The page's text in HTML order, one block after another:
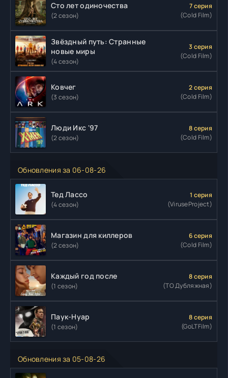
Сто лет одиночества
(2 сезон)
7 серия
(Cold Film)
Звёздный путь: Странные
новые миры
(4 сезон)
3 серия
(Cold Film)
Ковчег
(3 сезон)
2 серия
(Cold Film)
Люди Икс '97
(2 сезон)
8 серия
(Cold Film)
Обновления за 06-08-26
Тед Лассо
(4 сезон)
1 серия
(ViruseProject)
Магазин для киллеров
(2 сезон)
6 серия
(Cold Film)
Каждый год после
(1 сезон)
8 серия
(ТО Дубляжная)
Паук-Нуар
(1 сезон)
8 серия
(GoLTFilm)
Обновления за 05-08-26